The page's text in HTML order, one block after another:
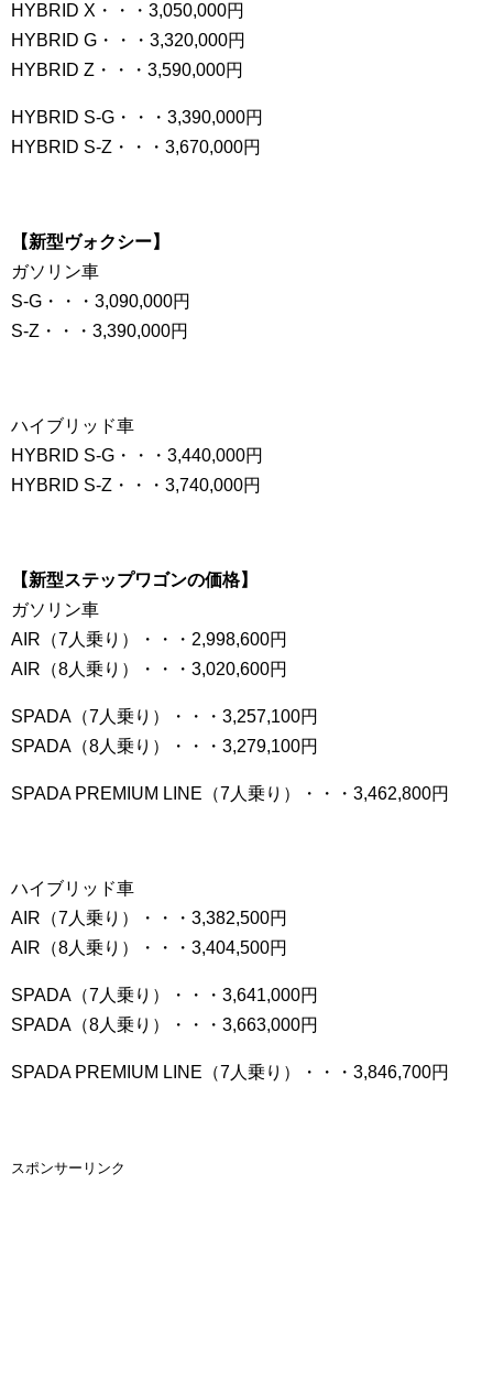
HYBRID X・・・3,050,000円
HYBRID G・・・3,320,000円
HYBRID Z・・・3,590,000円
HYBRID S-G・・・3,390,000円
HYBRID S-Z・・・3,670,000円
【新型ヴォクシー】
ガソリン車
S-G・・・3,090,000円
S-Z・・・3,390,000円
ハイブリッド車
HYBRID S-G・・・3,440,000円
HYBRID S-Z・・・3,740,000円
【新型ステップワゴンの価格】
ガソリン車
AIR（7人乗り）・・・2,998,600円
AIR（8人乗り）・・・3,020,600円
SPADA（7人乗り）・・・3,257,100円
SPADA（8人乗り）・・・3,279,100円
SPADA PREMIUM LINE（7人乗り）・・・3,462,800円
ハイブリッド車
AIR（7人乗り）・・・3,382,500円
AIR（8人乗り）・・・3,404,500円
SPADA（7人乗り）・・・3,641,000円
SPADA（8人乗り）・・・3,663,000円
SPADA PREMIUM LINE（7人乗り）・・・3,846,700円
スポンサーリンク